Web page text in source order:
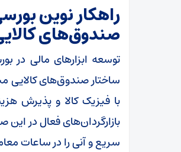
راهکار نوین
صندوق‌های
توسعه ابزارهای مالی در
ساختار صندوق‌های کالایی
با فیزیک کالا و پذیرش
بازارگردان‌های فعال در
سریع و آنی را در ساعات